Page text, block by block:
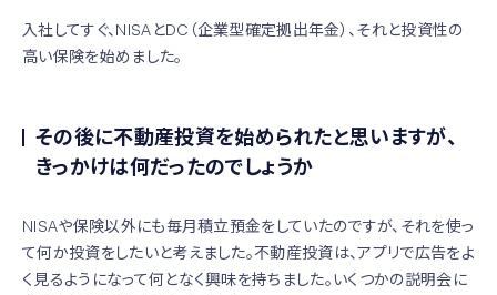
入社してすぐ、NISAとDC（企業型確定拠出年金）、それと投資性の
高い保険を始めました。
その後に不動産投資を始められたと思いますが、
きっかけは何だったのでしょうか
NISAや保険以外にも毎月積立預金をしていたのですが、それを使っ
て何か投資をしたいと考えました。不動産投資は、アプリで広告をよ
く見るようになって何となく興味を持ちました。いくつかの説明会に